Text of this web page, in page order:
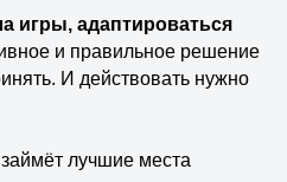
игры, адаптироваться
и правильное решение
И действовать нужно
лучшие места